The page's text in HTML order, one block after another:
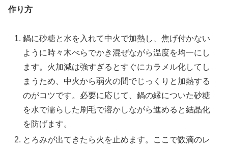
作り方
鍋に砂糖と水を入れて中火で加熱し、焦げ付かない
ように時々木べらでかき混ぜながら温度を均一にし
ます。火加減は強すぎるとすぐにカラメル化してし
まうため、中火から弱火の間でじっくりと加熱する
のがコツです。必要に応じて、鍋の縁についた砂糖
を水で濡らした刷毛で溶かしながら進めると結晶化
を防げます。
とろみが出てきたら火を止めます。ここで数滴のレ